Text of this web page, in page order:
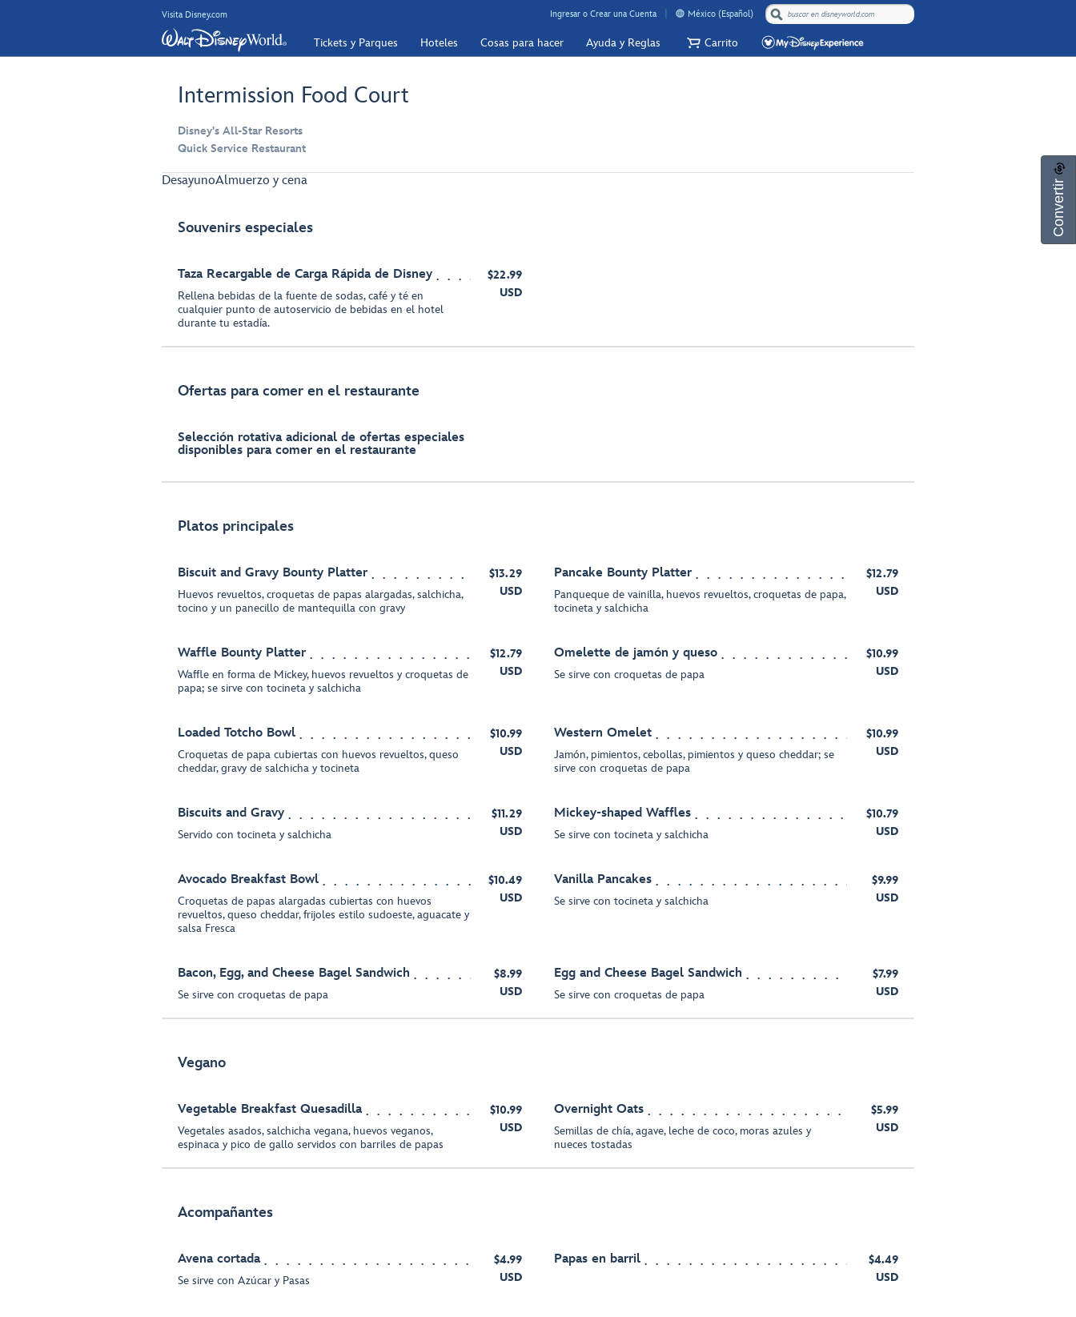
Visita Disney.com Ingresar o Crear una Cuenta México (Español)
Tickets y Parques Hoteles Cosas para hacer Ayuda y Reglas Carrito
Intermission Food Court
Disney's All-Star Resorts
Quick Service Restaurant
DesayunoAlmuerzo y cena
Souvenirs especiales
Taza Recargable de Carga Rápida de Disney
Rellena bebidas de la fuente de sodas, café y té en
cualquier punto de autoservicio de bebidas en el hotel
durante tu estadía.
$22.99
USD
Ofertas para comer en el restaurante
Selección rotativa adicional de ofertas especiales
disponibles para comer en el restaurante
Platos principales
Biscuit and Gravy Bounty Platter
Huevos revueltos, croquetas de papas alargadas, salchicha,
tocino y un panecillo de mantequilla con gravy
$13.29
USD
Pancake Bounty Platter
Panqueque de vainilla, huevos revueltos, croquetas de papa,
tocineta y salchicha
$12.79
USD
Waffle Bounty Platter
Waffle en forma de Mickey, huevos revueltos y croquetas de
papa; se sirve con tocineta y salchicha
$12.79
USD
Omelette de jamón y queso
Se sirve con croquetas de papa
$10.99
USD
Loaded Totcho Bowl
Croquetas de papa cubiertas con huevos revueltos, queso
cheddar, gravy de salchicha y tocineta
$10.99
USD
Western Omelet
Jamón, pimientos, cebollas, pimientos y queso cheddar; se
sirve con croquetas de papa
$10.99
USD
Biscuits and Gravy
Servido con tocineta y salchicha
$11.29
USD
Mickey-shaped Waffles
Se sirve con tocineta y salchicha
$10.79
USD
Avocado Breakfast Bowl
Croquetas de papas alargadas cubiertas con huevos
revueltos, queso cheddar, frijoles estilo sudoeste, aguacate y
salsa Fresca
$10.49
USD
Vanilla Pancakes
Se sirve con tocineta y salchicha
$9.99
USD
Bacon, Egg, and Cheese Bagel Sandwich
Se sirve con croquetas de papa
$8.99
USD
Egg and Cheese Bagel Sandwich
Se sirve con croquetas de papa
$7.99
USD
Vegano
Vegetable Breakfast Quesadilla
Vegetales asados, salchicha vegana, huevos veganos,
espinaca y pico de gallo servidos con barriles de papas
$10.99
USD
Overnight Oats
Semillas de chía, agave, leche de coco, moras azules y
nueces tostadas
$5.99
USD
Acompañantes
Avena cortada
Se sirve con Azúcar y Pasas
$4.99
USD
Papas en barril
$4.49
USD
Convertir